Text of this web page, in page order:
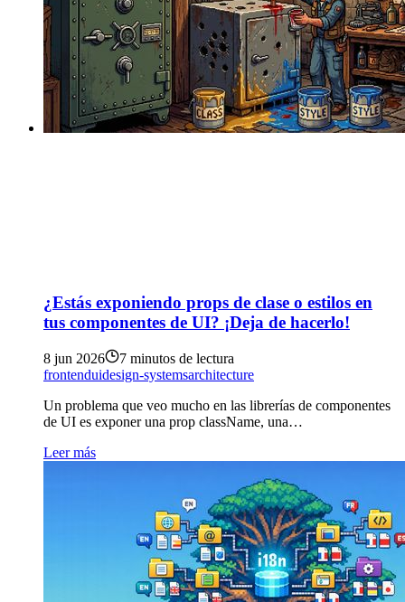
¿Estás exponiendo props de clase o estilos en
tus componentes de UI? ¡Deja de hacerlo!
8 jun 2026
7 minutos de lectura
frontenduidesign-systemsarchitecture
Un problema que veo mucho en las librerías de componentes
de UI es exponer una prop className, una…
Leer más